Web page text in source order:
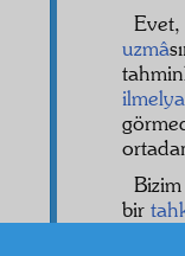
uzmâ
bir